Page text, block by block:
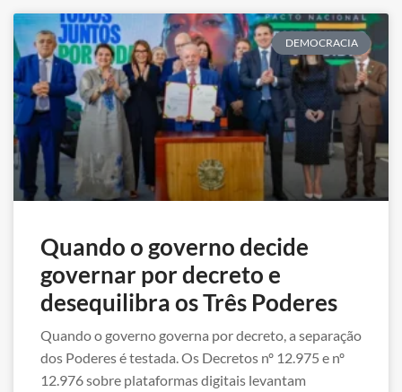
DEMOCRACIA
Quando o governo decide
governar por decreto e
desequilibra os Três Poderes
Quando o governo governa por decreto, a separação
dos Poderes é testada. Os Decretos nº 12.975 e nº
12.976 sobre plataformas digitais levantam